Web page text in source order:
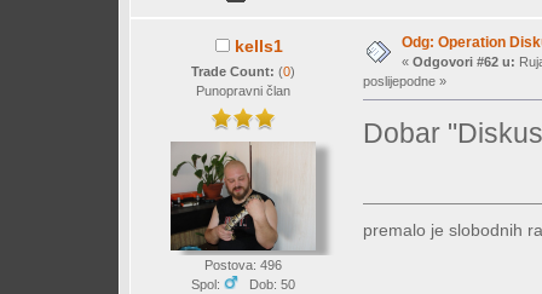
kells1
Trade Count: (0)
Punopravni član
Postova: 496
Spol:
Dob: 50
Odg: Operation
« Odgovori #62 u:
poslijepodne »
Dobar
premalo je slobodnih